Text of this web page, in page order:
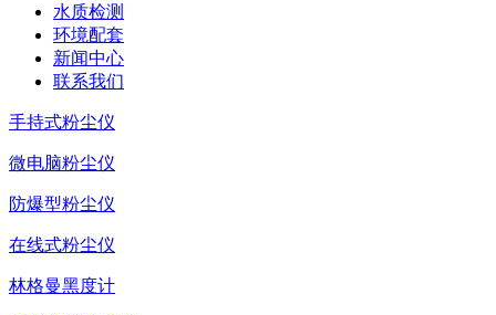
水质检测
环境配套
新闻中心
联系我们
手持式粉尘仪
微电脑粉尘仪
防爆型粉尘仪
在线式粉尘仪
林格曼黑度计